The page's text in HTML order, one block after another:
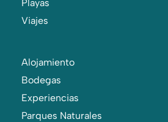
Playas
Viajes
Alojamiento
Bodegas
Experiencias
Parques Naturales